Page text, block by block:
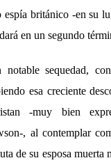
británico -en su
en un segundo
sequedad,
esa creciente
-muy bien
, al contemplar
de su esposa muerta